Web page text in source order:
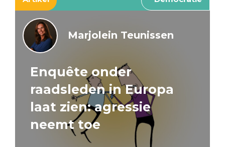
Marjolein Teunissen
Enquête onder
raadsleden in Europa
laat zien: agressie
neemt toe